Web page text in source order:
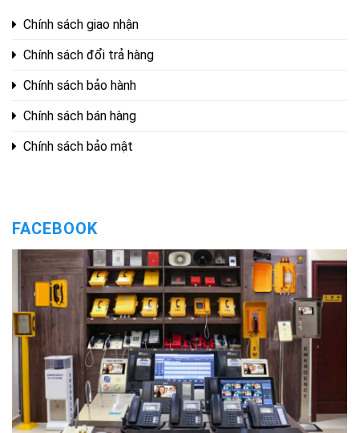
Chính sách giao nhận
Chính sách đổi trả hàng
Chính sách bảo hành
Chính sách bán hàng
Chính sách bảo mật
FACEBOOK